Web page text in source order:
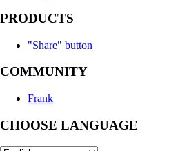
PRODUCTS
"Share" button
COMMUNITY
Frank
CHOOSE LANGUAGE